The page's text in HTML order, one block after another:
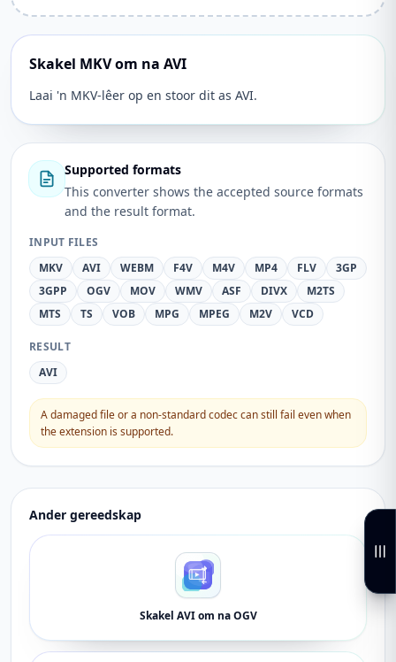
Skakel MKV om na AVI
Laai 'n MKV-lêer op en stoor dit as AVI.
Supported formats
This converter shows the accepted source formats
and the result format.
INPUT FILES
MKV
AVI WEBM F4V M4V MP4 FLV
3GP
3GPP
OGV MOV WMV ASF DIVX
M2TS
MTS
TS VOB MPG MPEG M2V VCD
RESULT
AVI
A damaged file or a non-standard codec can still fail even when
the extension is supported.
Ander gereedskap
Skakel AVI om na OGV